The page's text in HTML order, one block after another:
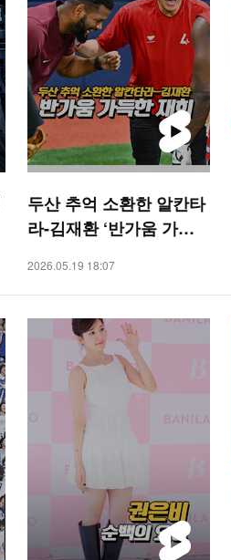
두산 추억 소환한 알칸타
라-김재환 ‘반가움 가득
폼]
2026.05.19 18:07